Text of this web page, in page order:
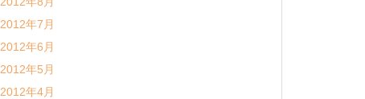
2012年7月
2012年6月
2012年5月
2012年4月